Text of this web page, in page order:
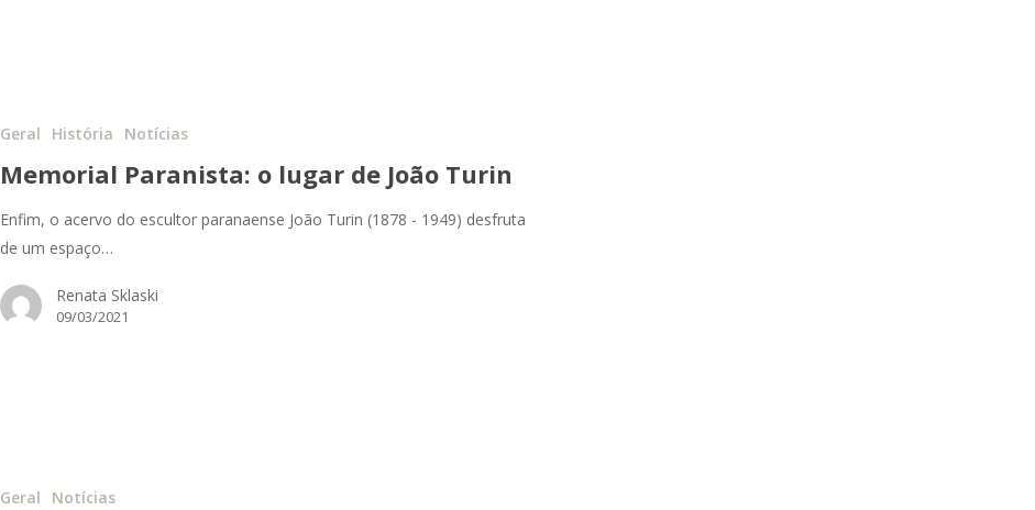
Geral História Notícias
Memorial Paranista: o lugar de João Turin
Enfim, o acervo do escultor paranaense João Turin (1878 - 1949) desfruta
de um espaço…
Renata Sklaski
09/03/2021
Geral Notícias